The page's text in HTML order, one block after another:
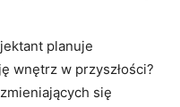
planuje​
wnętrz w przyszłości?
się